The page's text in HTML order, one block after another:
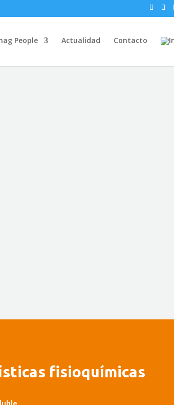
People Actualidad Contacto
fisioquímicas